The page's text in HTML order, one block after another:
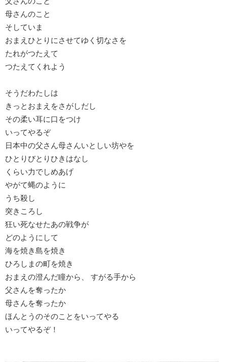
母さんのこと
そしていま
おまえひとりにさせてゆく切なさを
たれがつたえて
つたえてくれよう
そうだわたしは
きっとおまえをさがしだし
その柔い耳に口をつけ
いってやるぞ
日本中の父さん母さんいとしい坊やを
ひとりびとりひきはなし
くらい力でしめあげ
やがて蝿のように
うち殺し
突きころし
狂い死なせたあの戦争が
どのようにして
海を焼き島を焼き
ひろしまの町を焼き
おまえの澄んだ瞳から、 すがる手から
父さんを奪ったか
母さんを奪ったか
ほんとうのそのことをいってやる
いってやるぞ！